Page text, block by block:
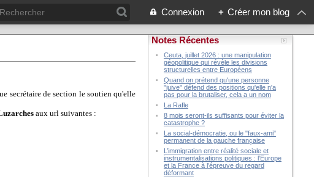
Connexion + Créer mon blog
secrétaire de section le soutien qu'elle
aux url suivantes :
Notes Récentes
Ceuta, juillet 2026 : une manipulation
géopolitique qui révèle les divisions
structurelles entre Européens
Quand on prétend qu'une personne
"juive" défend des positions qu'elle n'a
pas pour la brutaliser, cela a un nom
La Rafle
8 mois seront-ils suffisants pour éviter la
catastrophe ?
La social-démocratie, ou le "faux-ami"
permanent de la gauche française
L’immigration entre réalité sociale et
instrumentalisations politiques : l’Europe
et la France à l’épreuve du regard
déformant